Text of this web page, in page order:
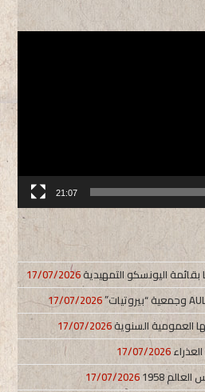
21:07
17/07/2026
17/07/2026
العمومية السنوية17/07/2026
17/07/2026
1958
17/07/2026